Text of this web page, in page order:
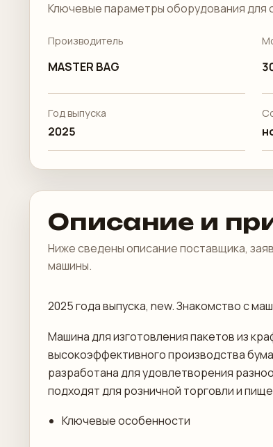
Ключевые параметры оборудования для
Производитель
MASTER BAG
Год выпуска
2025
Описание и
Ниже сведены описание поставщика,
машины.
2025 года выпуска, new. Знакомство с
Машина для изготовления пакетов из
высокоэффективного производства
разработана для удовлетворения
подходят для розничной торговли и
Ключевые особенности